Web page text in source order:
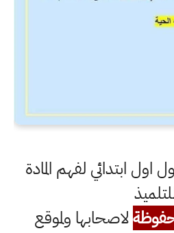
ابتدائي لفهم المادة
لاصحابها ولموقع